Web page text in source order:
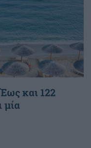
και 122
μία